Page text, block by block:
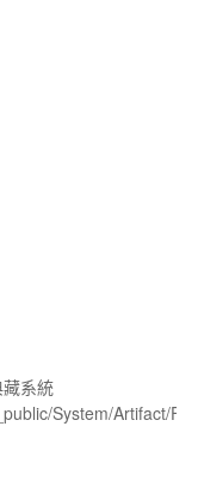
系統
System/Artifact/